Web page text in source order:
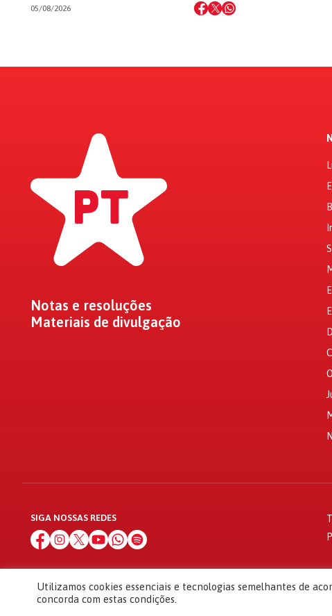
05/08/2026
Notas e resoluções
Materiais de divulgação
SIGA NOSSAS REDES
Utilizamos cookies essenciais e tecnologias semelhantes de
concorda com estas condições.